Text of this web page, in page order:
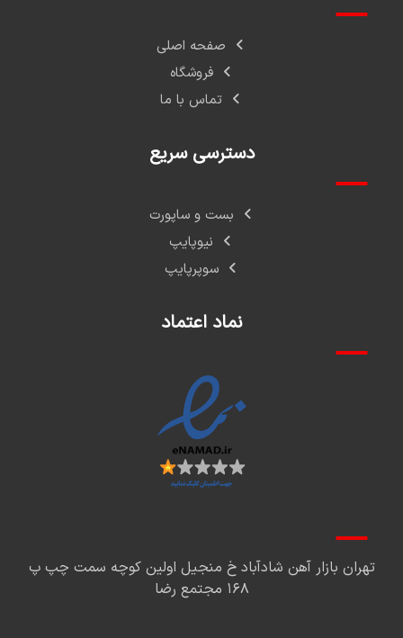
صفحه اصلی
فروشگاه
تماس با ما
دسترسی سریع
بست و ساپورت
نیوپایپ
سوپرپایپ
نماد اعتماد
تهران بازار آهن شادآباد خ منجیل اولین کوچه سمت چپ پ
۱۶۸ مجتمع رضا